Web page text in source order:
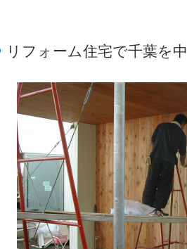
リフォーム住宅で千葉を